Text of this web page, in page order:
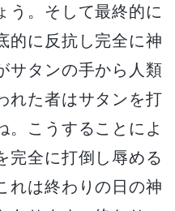
う。そして最終的に
的に反抗し完全に神
サタンの手から人類
れた者はサタンを打
。こうすることによ
完全に打倒し辱める
れは終わりの日の神